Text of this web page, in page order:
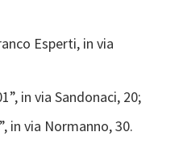
Esperti, in via
in via Sandonaci, 20;
in via Normanno, 30.